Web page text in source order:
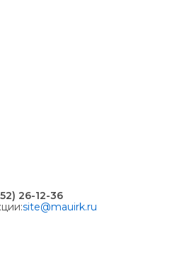
26-12-36
site@mauirk.ru